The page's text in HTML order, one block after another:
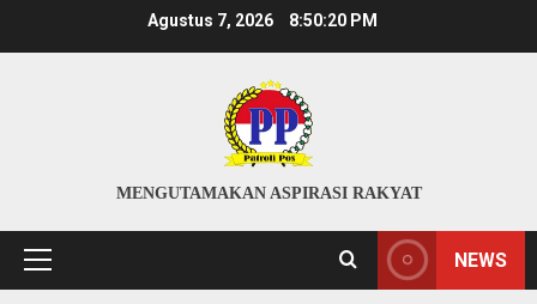
Agustus 7, 2026 8:50:21 PM
MENGUTAMAKAN ASPIRASI RAKYAT
Primary
NEWS